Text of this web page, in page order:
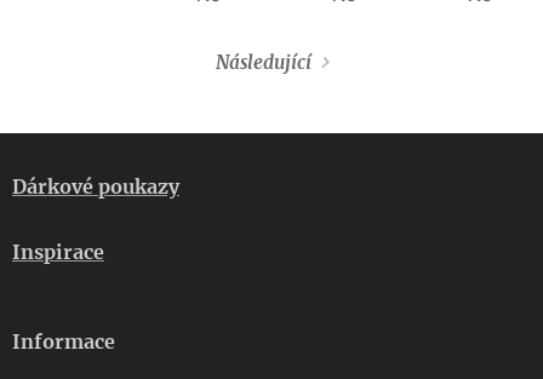
Následující
Dárkové poukazy
Inspirace
Informace